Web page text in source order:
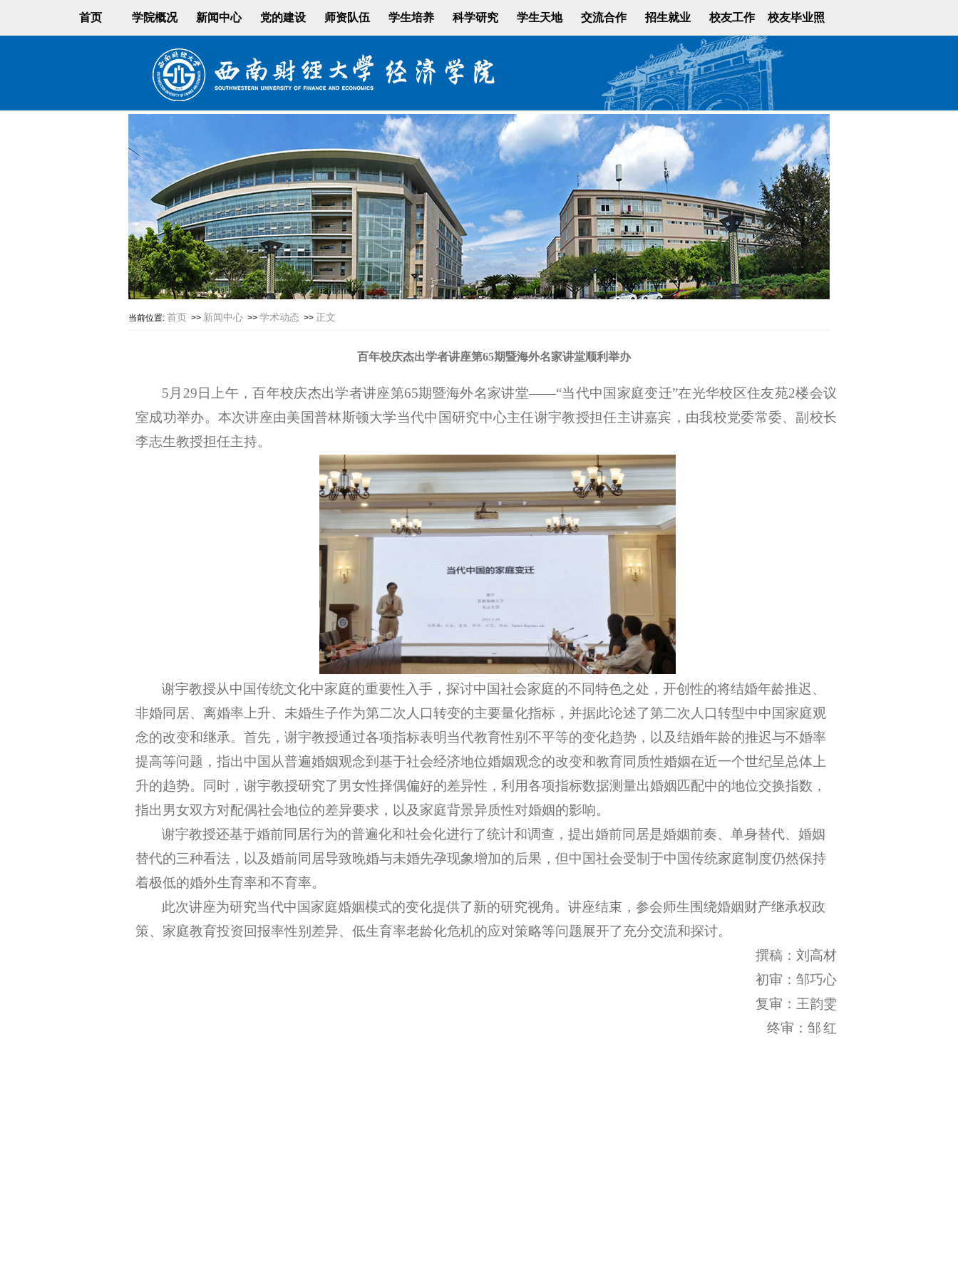
首页 学院概况 新闻中心 党的建设 师资队伍 学生培养 科学研究 学生天地 交流合作 招生就业 校友工作 校友毕业照
当前位置: 首页 >> 新闻中心 >> 学术动态 >> 正文
百年校庆杰出学者讲座第65期暨海外名家讲堂顺利举办
5月 29日 上午，百年校庆杰出学者讲座第65期暨海外名家讲堂——“当代中国家庭变迁”在光华校区住友苑2楼会议
室成功举办。本次讲座由美国普林斯顿大学当代中国研究中心主任谢宇教授担任主讲嘉宾，由我校党委常委、副校长
李志生教授担任主持。
谢宇教授从中国传统文化中家庭的重要性入手， 探讨中国社会家庭的不同特色之处，开创性的将结婚年龄推迟、
非婚同居、离婚率上升、未婚生子作为第二次人口转变的主要量化指标，并据此论述了第二次人口转型中中国家庭观
念的改变和继承。首先， 谢宇教授通过各项指标表明当代教育性别不平等的变化趋势，以及结婚年龄的推迟与不婚率
提高等问题，指出中国从普遍婚姻观念到基于社会经济地位婚姻观念的改变和教育同质性婚姻在近一个世纪呈总体上
升的趋势。同时， 谢宇教授研究了男女性择偶偏好的差异性，利用各项指标数据测量出婚姻匹配中的地位交换指数，
指出男女双方对配偶社会地位的差异要求，以及家庭背景异质性对婚姻的影响。
谢宇教授还基于婚前同居行为的普遍化和社会化进行了统计和调查，提出婚前同居是婚姻前奏、单身替代、婚姻
替代的三种看法，以及婚前同居导致晚婚与未婚先孕现象增加的后果，但中国社会受制于中国传统家庭制度仍然保持
着极低的婚外生育率和不育率。
此次讲座为研究当代中国家庭婚姻模式的变化提供了新的研究视角。讲座结束，参会师生围绕婚姻财产继承权政
策、家庭教育投资回报率性别差异、低生育率老龄化危机的应对策略等问题展开了充分交流和探讨。
撰稿：刘高材
初审：邹巧心
复审：王韵雯
终审：邹红